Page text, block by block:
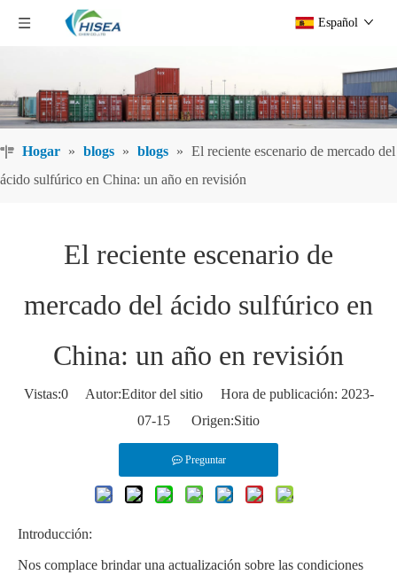
Español
Hogar » blogs » blogs » El reciente escenario de mercado del
ácido sulfúrico en China: un año en revisión
El reciente escenario de
mercado del ácido sulfúrico en
China: un año en revisión
Vistas:0Autor:Editor del sitio Hora de publicación: 2023-
07-15 Origen:Sitio
Preguntar
Introducción:
Nos complace brindar una actualización sobre las condiciones